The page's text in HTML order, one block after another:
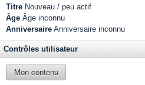
Titre Nouveau / peu actif
Âge Âge inconnu
Anniversaire Anniversaire inconnu
Contrôles utilisateur
Mon contenu